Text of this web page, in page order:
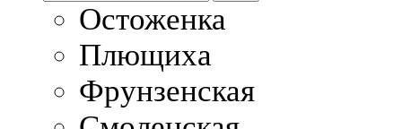
Остоженка
Плющиха
Фрунзенская